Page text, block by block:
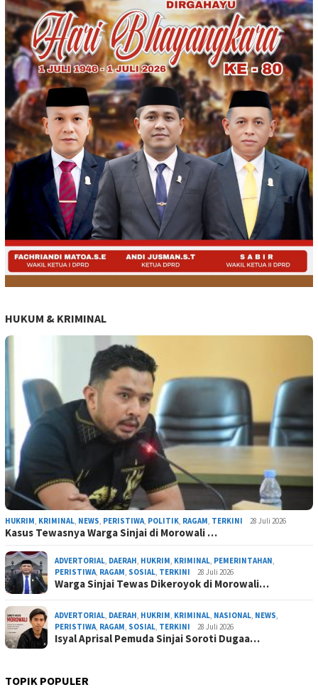
HUKUM & KRIMINAL
HUKRIM, KRIMINAL, NEWS, PERISTIWA, POLITIK, RAGAM, TERKINI 28 Juli 2026
Kasus Tewasnya Warga Sinjai di Morowali …
ADVERTORIAL, DAERAH, HUKRIM, KRIMINAL, PEMERINTAHAN,
PERISTIWA, RAGAM, SOSIAL, TERKINI 28 Juli 2026
Warga Sinjai Tewas Dikeroyok di Morowali…
ADVERTORIAL, DAERAH, HUKRIM, KRIMINAL, NASIONAL, NEWS,
PERISTIWA, RAGAM, SOSIAL, TERKINI 28 Juli 2026
Isyal Aprisal Pemuda Sinjai Soroti Dugaa…
TOPIK POPULER